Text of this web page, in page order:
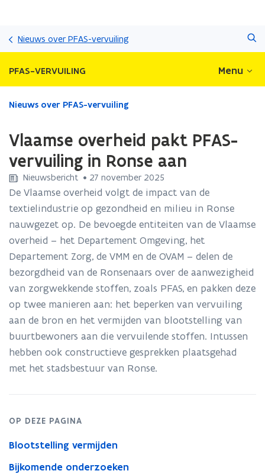
gaan
Nieuws over PFAS-vervuiling
PFAS-VERVUILING Menu
Gedaan
zich
op:
Vlaamse
overheid
PFAS-
vervuiling
Ronse
aan
Nieuws over PFAS-vervuiling
Vlaamse overheid pakt PFAS-
vervuiling in Ronse aan
Nieuwsbericht • 27 november 2025
De Vlaamse overheid volgt de impact van de
textielindustrie op gezondheid en milieu in Ronse
nauwgezet op. De bevoegde entiteiten van de Vlaamse
overheid – het Departement Omgeving, het
Departement Zorg, de VMM en de OVAM – delen de
bezorgdheid van de Ronsenaars over de aanwezigheid
van zorgwekkende stoffen, zoals PFAS, en pakken deze
op twee manieren aan: het beperken van vervuiling
aan de bron en het vermijden van blootstelling van
buurtbewoners aan die vervuilende stoffen. Intussen
hebben ook constructieve gesprekken plaatsgehad
met het stadsbestuur van Ronse.
OP DEZE PAGINA
Blootstelling vermijden
Bijkomende onderzoeken